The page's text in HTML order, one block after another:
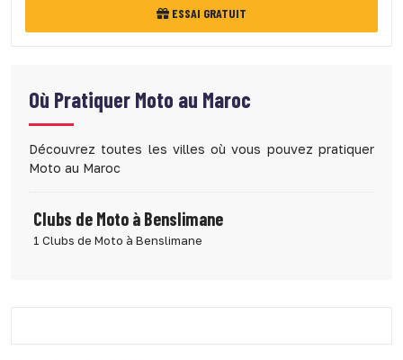
ESSAI GRATUIT
Où Pratiquer Moto au Maroc
Découvrez toutes les villes où vous pouvez pratiquer
Moto au Maroc
Clubs de Moto à Benslimane
1 Clubs de Moto à Benslimane